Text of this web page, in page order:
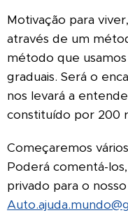
Motivação para
através de um
método que
graduais. Será o
nos levará a
constituído por 200
Começaremos
Poderá comentá-
privado para o